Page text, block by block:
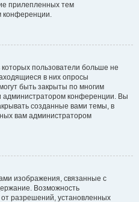
прилепленных тем
конференции.
пользователи больше не
в них опросы
быть закрыты по многим
конференции. Вы
созданные вами темы, в
вам администратором
изображения, связанные с
Возможность
от разрешений, установленных